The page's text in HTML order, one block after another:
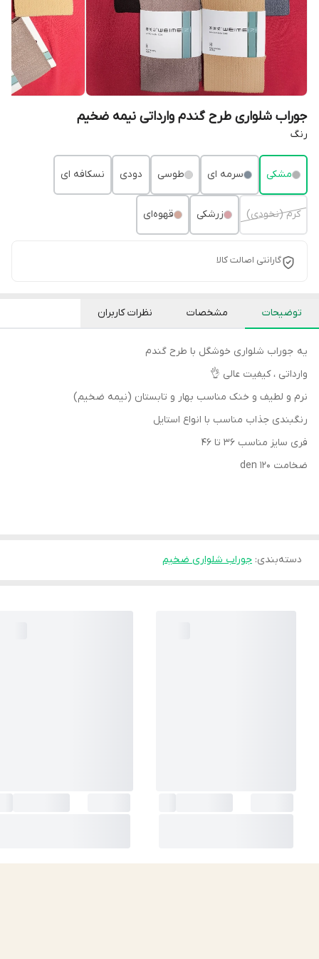
جوراب شلواری طرح گندم وارداتی نیمه ضخیم
رنگ
مشکی سرمه ای طوسی دودی نسکافه ای
کرم (نخودی) زرشکی قهوه‌ای
گارانتی اصالت کالا
توضیحات مشخصات نظرات کاربران
یه جوراب شلواری خوشگل با طرح گندم
وارداتی ، کیفیت عالی 👌
نرم و لطیف و خنک مناسب بهار و تابستان (نیمه ضخیم)
رنگبندی جذاب مناسب با انواع استایل
فری سایز مناسب ۳۶ تا ۴۶
ضخامت ۱۲۰ den
دسته‌بندی: جوراب شلواری ضخیم